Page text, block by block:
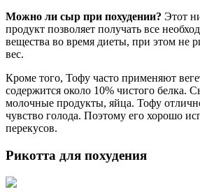
Можно ли сыр при похудении? Этот
продукт позволяет получать все
вещества во время диеты, при этом не
вес.
Кроме того, Тофу часто применяют
содержится около 10% чистого белка.
молочные продукты, яйца. Тофу
чувство голода. Поэтому его хорошо
перекусов.
Рикотта для похудения